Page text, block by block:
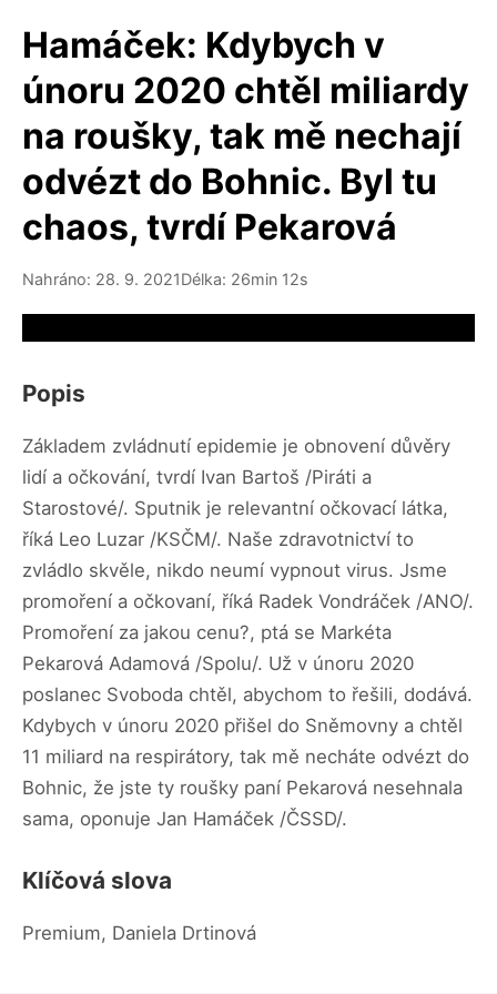
Hamáček: Kdybych v
únoru 2020 chtěl miliardy
na roušky, tak mě nechají
odvézt do Bohnic. Byl tu
chaos, tvrdí Pekarová
Nahráno: 28. 9. 2021Délka: 26min 12s
Popis
Základem zvládnutí epidemie je obnovení důvěry
lidí a očkování, tvrdí Ivan Bartoš /Piráti a
Starostové/. Sputnik je relevantní očkovací látka,
říká Leo Luzar /KSČM/. Naše zdravotnictví to
zvládlo skvěle, nikdo neumí vypnout virus. Jsme
promoření a očkovaní, říká Radek Vondráček /ANO/.
Promoření za jakou cenu?, ptá se Markéta
Pekarová Adamová /Spolu/. Už v únoru 2020
poslanec Svoboda chtěl, abychom to řešili, dodává.
Kdybych v únoru 2020 přišel do Sněmovny a chtěl
11 miliard na respirátory, tak mě necháte odvézt do
Bohnic, že jste ty roušky paní Pekarová nesehnala
sama, oponuje Jan Hamáček /ČSSD/.
Klíčová slova
Premium, Daniela Drtinová